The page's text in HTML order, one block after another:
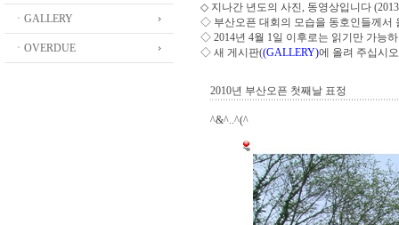
ㆍGALLERY
ㆍOVERDUE
◇ 지나간 년도의 사진, 동영상입니다
◇ 부산오픈 대회의 모습을 동호인들께서
◇ 2014년 4월 1일 이후로는 읽기만 가능
◇ 새 게시판((GALLERY)에 올려 주십시오
2010년 부산오픈 첫째날 표정
^&^..^(^